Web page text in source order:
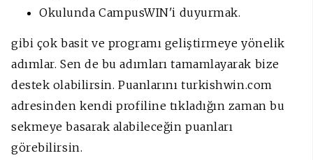
Okulunda CampusWIN'i duyurmak.
gibi çok basit ve programı geliştirmeye yönelik
adımlar. Sen de bu adımları tamamlayarak bize
destek olabilirsin. Puanlarını turkishwin.com
adresinden kendi profiline tıkladığın zaman bu
sekmeye basarak alabileceğin puanları
görebilirsin.